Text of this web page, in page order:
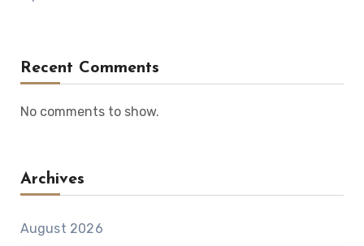
Recent Comments
No comments to show.
Archives
August 2026